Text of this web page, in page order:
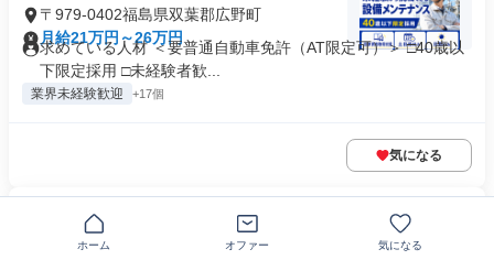
〒979-0402福島県双葉郡広野町
月給21万円～26万円
求めている人材 ＜要普通自動車免許（AT限定可）＞ □40歳以
下限定採用 □未経験者歓...
業界未経験歓迎 +17個
気になる
飲料サーバーの点検スタッフ
ホーム オファー 気になる